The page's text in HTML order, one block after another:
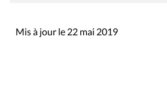
Mis à jour le 22 mai 2019